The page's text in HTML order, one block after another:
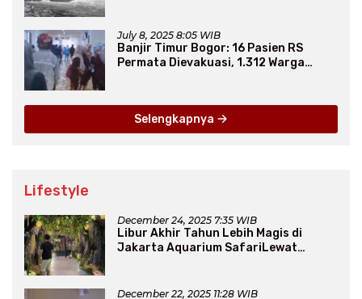
July 8, 2025 8:05 WIB
Banjir Timur Bogor: 16 Pasien RS
Permata Dievakuasi, 1.312 Warga
Selengkapnya
Lifestyle
December 24, 2025 7:35 WIB
Libur Akhir Tahun Lebih Magis di
Jakarta Aquarium SafariLewat
December 22, 2025 11:28 WIB